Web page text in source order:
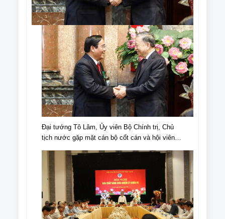
Đại tướng Tô Lâm, Ủy viên Bộ Chính trị, Chủ
tịch nước gặp mặt cán bộ cốt cán và hội viên
Ngày NCT Việt Nam (6/6/1941-6/6/2024).